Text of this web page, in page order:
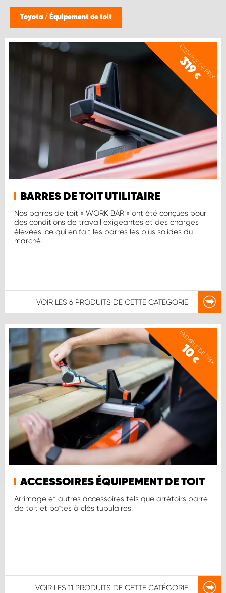
Toyota / Équipement de toit
EXEMPLE DE PRIX
319
€
BARRES DE TOIT UTILITAIRE
Nos barres de toit « WORK BAR » ont été conçues pour
des conditions de travail exigeantes et des charges
élevées, ce qui en fait les barres les plus solides du
marché.
VOIR LES 6 PRODUITS DE CETTE CATÉGORIE
EXEMPLE DE PRIX
10
€
ACCESSOIRES ÉQUIPEMENT DE TOIT
Arrimage et autres accessoires tels que arrêtoirs barre
de toit et boîtes à clés tubulaires.
VOIR LES 11 PRODUITS DE CETTE CATÉGORIE
WORK SYSTEM WEST BY PRO-VAN